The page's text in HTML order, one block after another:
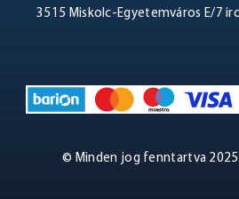
3515 Miskolc-Egyetemváros E/7
© Minden jog fenntartva 2025.